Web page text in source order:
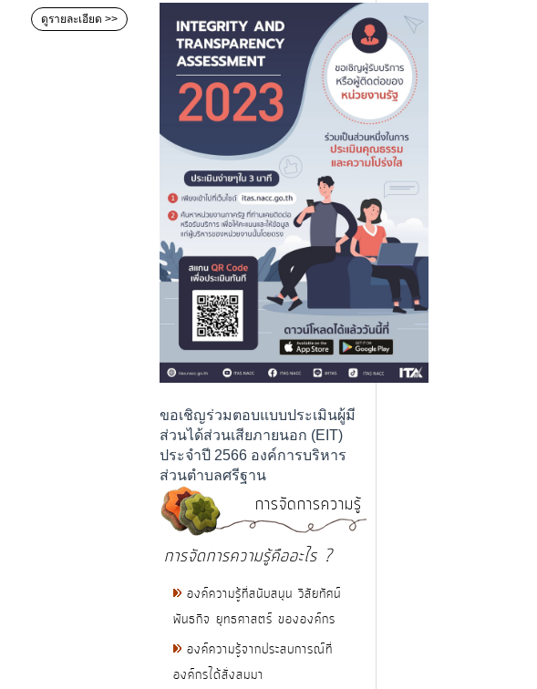
ดูรายละเอียด >>
ขอเชิญร่วมตอบแบบประเมินผู้มี
ส่วนได้ส่วนเสียภายนอก (EIT)
ประจำปี 2566 องค์การบริหาร
ส่วนตำบลศรีฐาน
การจัดการความรู้
การจัดการความรู้คืออะไร ?
องค์ความรู้ที่สนับสนุน วิสัยทัศน์
พันธกิจ ยุทธศาสตร์ ขององค์กร
องค์ความรู้จากประสบการณ์ที่
องค์กรได้สั่งสมมา